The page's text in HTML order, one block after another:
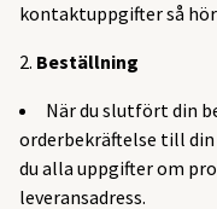
kontaktuppgifter så
Beställning
När du slutfört din
orderbekräftelse till
du alla uppgifter om
leveransadress.